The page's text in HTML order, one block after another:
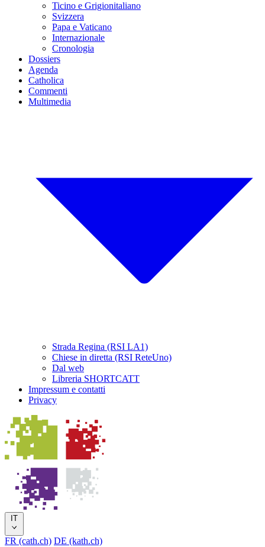
Ticino e Grigionitaliano
Svizzera
Papa e Vaticano
Internazionale
Cronologia
Dossiers
Agenda
Catholica
Commenti
Multimedia
Strada Regina (RSI LA1)
Chiese in diretta (RSI ReteUno)
Dal web
Libreria SHORTCATT
Impressum e contatti
Privacy
IT
FR (cath.ch) DE (kath.ch)